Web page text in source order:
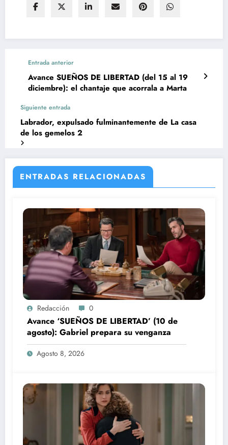
Entrada anterior
Avance SUEÑOS DE LIBERTAD (del 15 al 19
diciembre): el chantaje que acorrala a Marta
Siguiente entrada
Labrador, expulsado fulminantemente de La casa
de los gemelos 2
ENTRADAS RELACIONADAS
Redacción 0
Avance ‘SUEÑOS DE LIBERTAD’ (10 de
agosto): Gabriel prepara su venganza
Agosto 8, 2026